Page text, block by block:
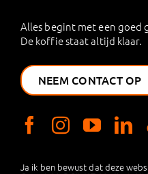
Alles begint met een goed
De koffie staat altijd klaar.
NEEM CONTACT OP
Ja ik ben bewust dat deze